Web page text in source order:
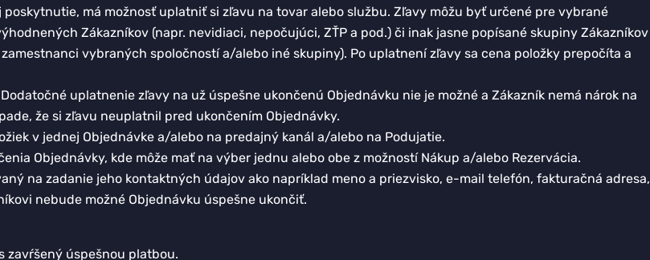
má možnosť uplatniť si zľavu na tovar alebo službu. Zľavy môžu byť určené pre vybrané
Zákazníkov (napr. nevidiaci, nepočujúci, ZŤP a pod.) či inak jasne popísané skupiny Zákazníkov
vybraných spoločností a/alebo iné skupiny). Po uplatnení zľavy sa cena položky prepočíta a
uplatnenie zľavy na už úspešne ukončenú Objednávku nie je možné a Zákazník nemá nárok na
že si zľavu neuplatnil pred ukončením Objednávky.
v jednej Objednávke a/alebo na predajný kanál a/alebo na Podujatie.
Objednávky, kde môže mať na výber jednu alebo obe z možností Nákup a/alebo Rezervácia.
na zadanie jeho kontaktných údajov ako napríklad meno a priezvisko, e-mail telefón, fakturačná adresa,
nebude možné Objednávku úspešne ukončiť.
zavŕšený úspešnou platbou.